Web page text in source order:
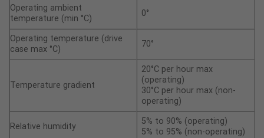
Operating ambient
temperature (min °C)
0°
Operating temperature (drive
case max °C)
70°
Temperature gradient
20°C per hour max
(operating)
30°C per hour max (non-
operating)
Relative humidity
5% to 90% (operating)
5% to 95% (non-operating)